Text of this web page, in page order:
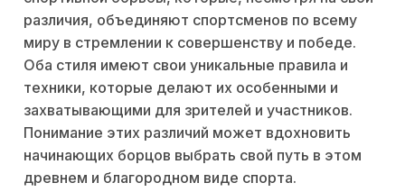
различия, объединяют спортсменов по всему
миру в стремлении к совершенству и победе.
Оба стиля имеют свои уникальные правила и
техники, которые делают их особенными и
захватывающими для зрителей и участников.
Понимание этих различий может вдохновить
начинающих борцов выбрать свой путь в этом
древнем и благородном виде спорта.